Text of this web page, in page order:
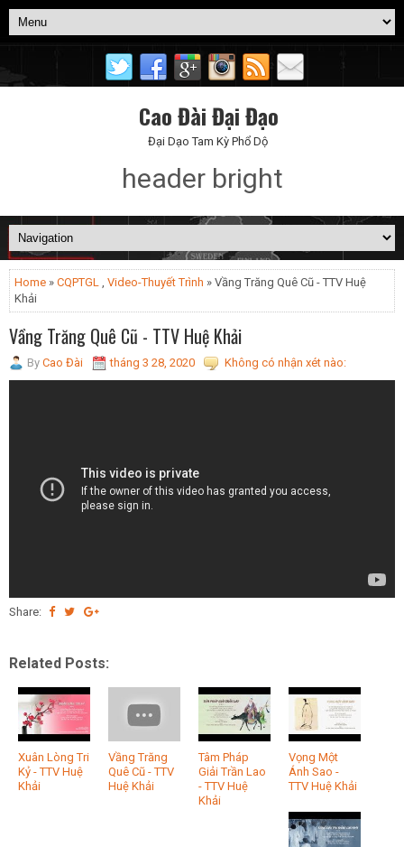
Cao Đài Đại Đạo
Đại Dạo Tam Kỳ Phổ Dộ
header bright
Home » CQPTGL , Video-Thuyết Trình » Vầng Trăng Quê Cũ - TTV Huệ
Khải
Vầng Trăng Quê Cũ - TTV Huệ Khải
By Cao Đài tháng 3 28, 2020 Không có nhận xét nào:
Share:
Related Posts:
Xuân Lòng Tri
Kỷ - TTV Huệ
Khải
Vầng Trăng
Quê Cũ - TTV
Huệ Khải
Tâm Pháp
Giải Trần Lao
- TTV Huệ
Khải
Vọng Một
Ánh Sao -
TTV Huệ Khải